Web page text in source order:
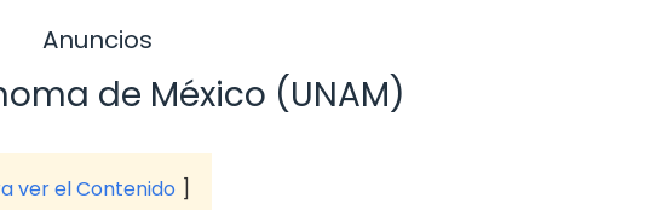
Anuncios
de México (UNAM)
ver el Contenido